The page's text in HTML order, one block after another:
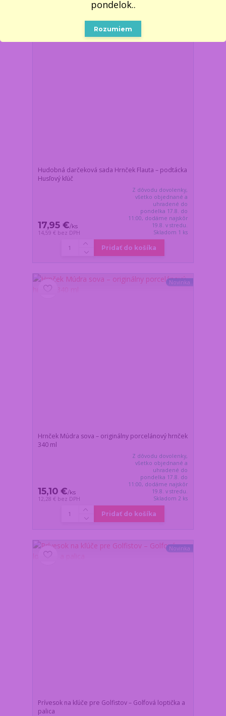
Hudobná darčeková sada Hrnček Flauta – podtácka
Husľový kľúč
17,95 €/ks
14,59 € bez DPH
Z dôvodu dovolenky,
všetko objednané a
uhradené do
pondelka 17.8. do
11:00, dodáme najskôr
19.8. v stredu.
Skladom 1 ks
Pridať do košíka
Novinka
Hrnček Múdra sova – originálny porcelánový hrnček
340 ml
15,10 €/ks
12,28 € bez DPH
Z dôvodu dovolenky,
všetko objednané a
uhradené do
pondelka 17.8. do
11:00, dodáme najskôr
19.8. v stredu.
Skladom 2 ks
Pridať do košíka
Novinka
Prívesok na kľúče pre Golfistov – Golfová loptička a
palica
pondelok..
Rozumiem